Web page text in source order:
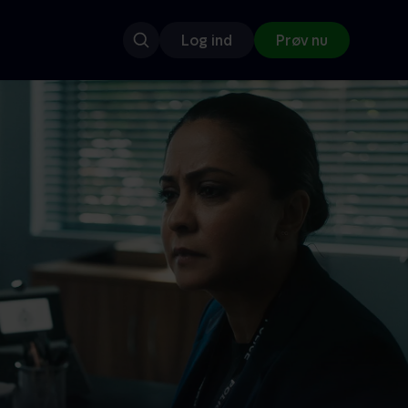
Log ind Prøv nu